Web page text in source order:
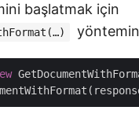
başlatmak için